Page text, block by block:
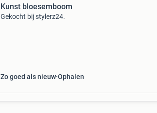
Kunst bloesemboom
Gekocht bij stylerz24.
Zo goed als nieuw Ophalen